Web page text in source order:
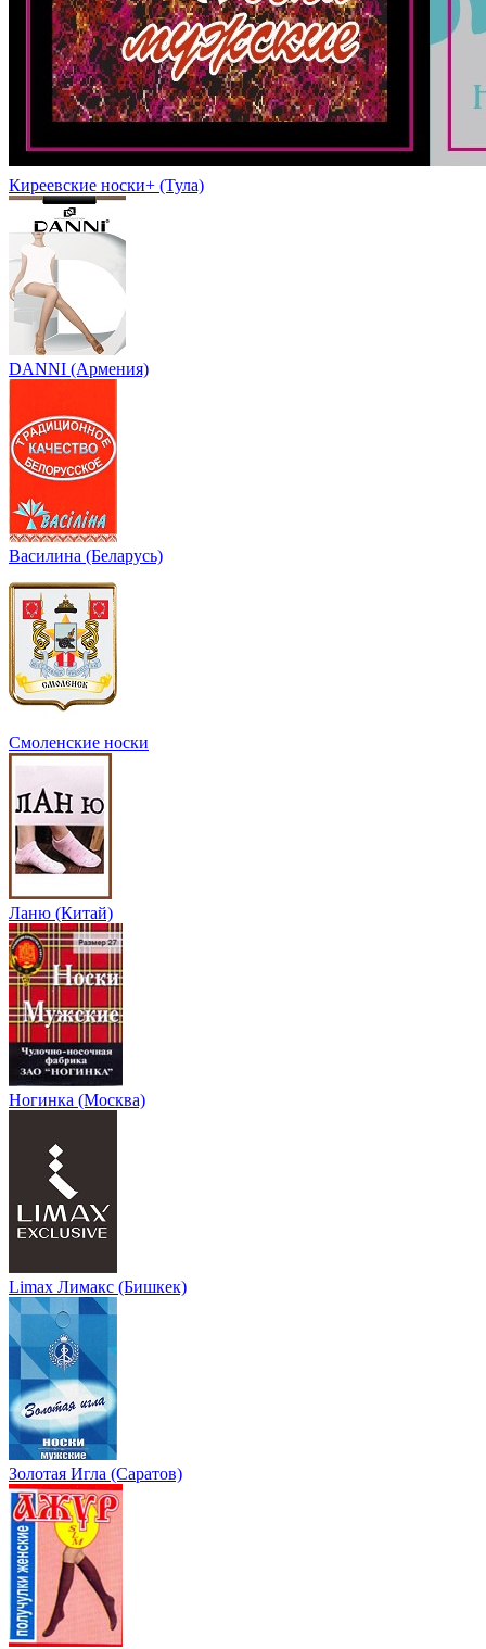
Киреевские носки+ (Тула)
DANNI (Армения)
Василина (Беларусь)
Смоленские носки
Ланю (Китай)
Ногинка (Москва)
Limax Лимакс (Бишкек)
Золотая Игла (Саратов)